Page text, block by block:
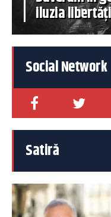
iluzia
Social Network
Satiră